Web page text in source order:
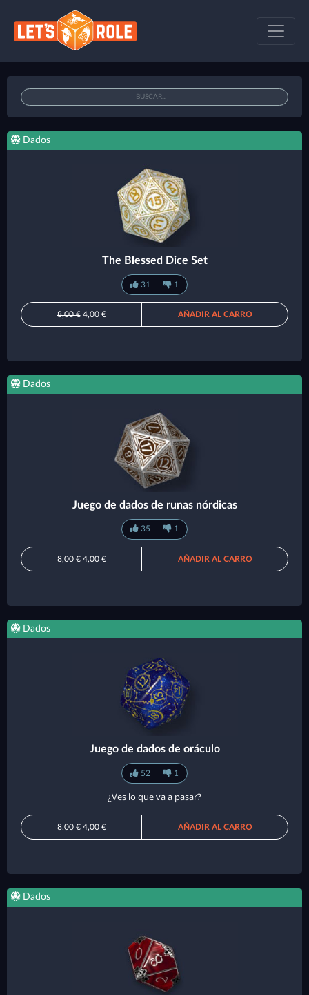
Dados
The Blessed Dice Set
31 1
8,00 €4,00 € AÑADIR AL CARRO
Dados
Juego de dados de runas nórdicas
35 1
8,00 €4,00 € AÑADIR AL CARRO
Dados
Juego de dados de oráculo
52 1
¿Ves lo que va a pasar?
8,00 €4,00 € AÑADIR AL CARRO
Dados